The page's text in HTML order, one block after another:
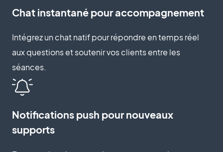
Chat instantané pour accompagnement
Intégrez un chat natif pour répondre en temps réel
aux questions et soutenir vos clients entre les
séances.
Notifications push pour nouveaux
supports